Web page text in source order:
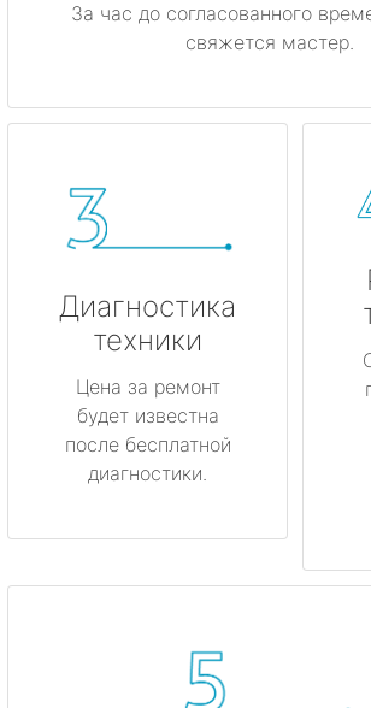
За час до согласованного
свяжется мастер.
Диагностика
техники
Цена за ремонт
будет известна
после бесплатной
диагностики.